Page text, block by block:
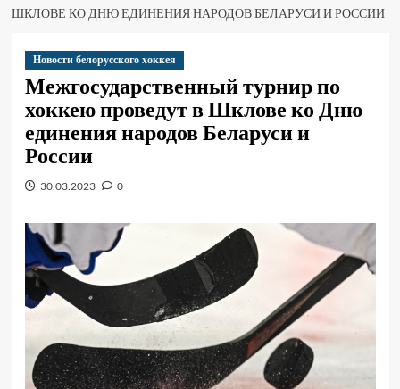
ШКЛОВЕ КО ДНЮ ЕДИНЕНИЯ НАРОДОВ БЕЛАРУСИ И РОССИИ
Новости белорусского хоккея
Межгосударственный турнир по
хоккею проведут в Шклове ко Дню
единения народов Беларуси и
России
30.03.2023 0